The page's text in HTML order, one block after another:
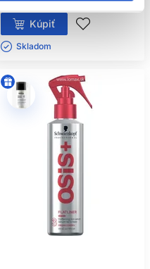
Kúpiť
Skladom ㅤ